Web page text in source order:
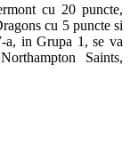
cu 20 puncte,
cu 5 puncte si
a, in Grupa 1, se va
Saints,